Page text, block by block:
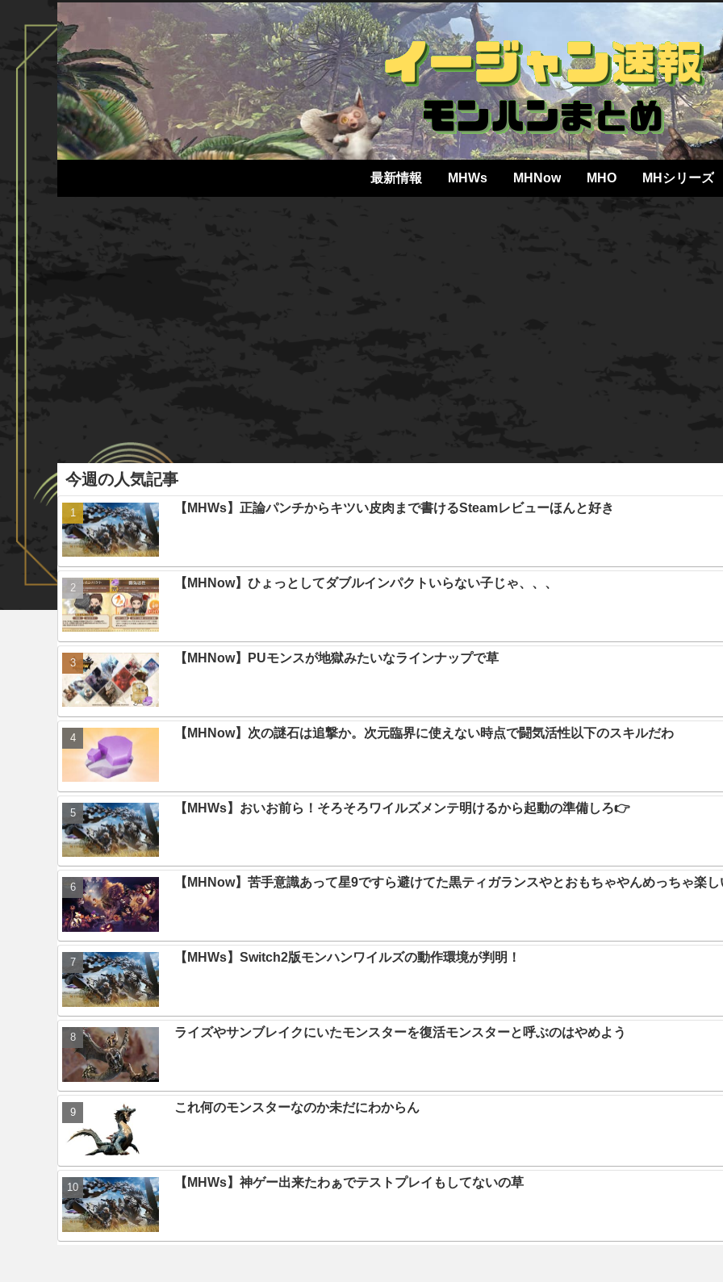
最新情報 MHWs MHNow MHO MHシリーズ
今週の人気記事
【MHWs】正論パンチからキツい皮肉まで書けるSteamレビューほんと好き
【MHNow】ひょっとしてダブルインパクトいらない子じゃ、、、
【MHNow】PUモンスが地獄みたいなラインナップで草
【MHNow】次の謎石は追撃か。次元臨界に使えない時点で闘気活性以下のスキルだわ
【MHWs】おいお前ら！そろそろワイルズメンテ明けるから起動の準備しろ👉
【MHNow】苦手意識あって星9ですら避けてた黒ティガランスやとおもちゃやんめっちゃ楽し
【MHWs】Switch2版モンハンワイルズの動作環境が判明！
ライズやサンブレイクにいたモンスターを復活モンスターと呼ぶのはやめよう
これ何のモンスターなのか未だにわからん
【MHWs】神ゲー出来たわぁでテストプレイもしてないの草